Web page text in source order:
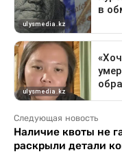
Следующая новость
Наличие квоты не
раскрыли детали